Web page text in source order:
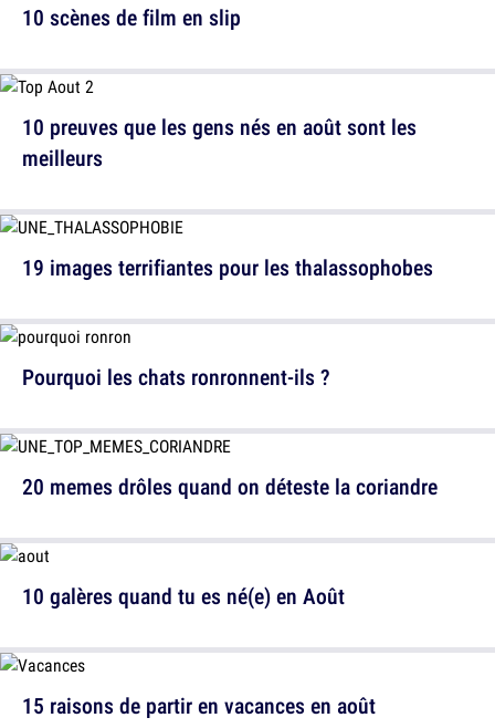
10 preuves que les gens nés en août sont les
meilleurs
Pourquoi les chats ronronnent-ils ?
10 galères quand tu es né(e) en Août
10 scènes de film en slip
19 images terrifiantes pour les thalassophobes
20 memes drôles quand on déteste la coriandre
15 raisons de partir en vacances en août